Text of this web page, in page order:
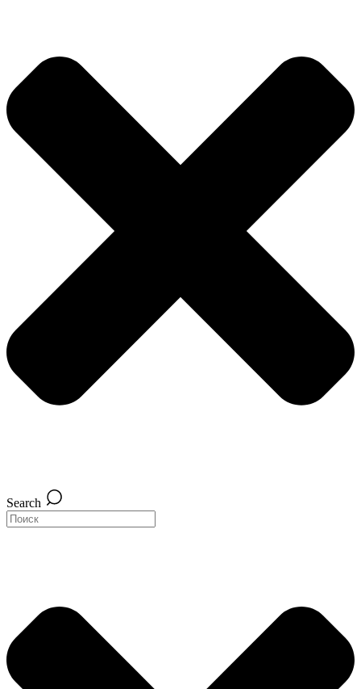
Search